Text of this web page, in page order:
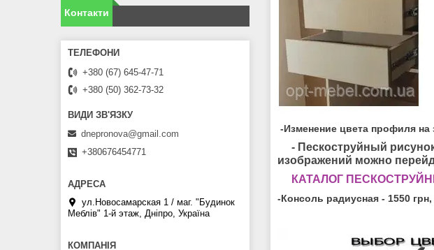
-Изменение цвета профиля на
- Пескоструйный
изображений можно
КАТАЛОГ
-Консоль радиусная - 1550
Контакти
+380 (67) 645-47-71
+380 (50) 362-73-32
dnepronova@gmail.com
+380676454771
ул.Новосамарская 1 / маг. "Будинок
Меблiв" 1-й этаж, Дніпро, Україна